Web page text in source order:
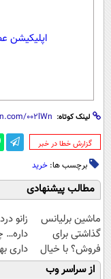
اپلیکیشن
لینک کوتاه:
‌گزارش خطا در خبر
برچسب ها: خرید
مطالب پیشنهادی
ماشین برلیانس
گذاشتی برای
فروش؟ با خیال
راحت بفروش
زانو
داره…
داری
از سراسر وب